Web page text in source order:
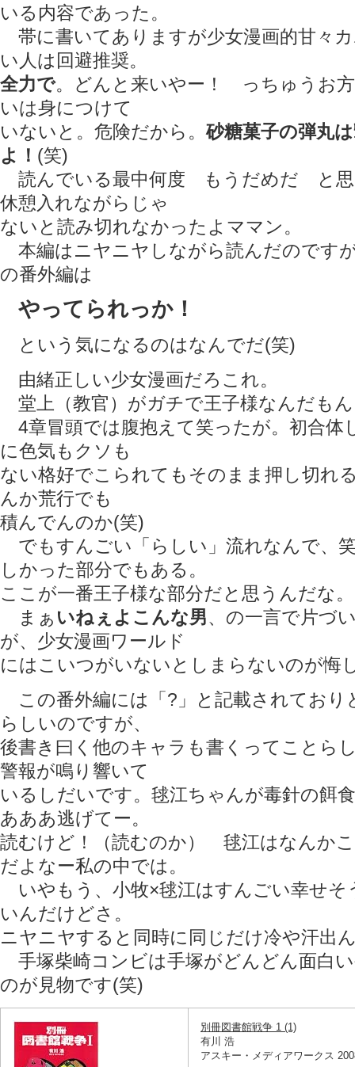
いる内容であった。
帯に書いてありますが少女漫画的甘々
い人は回避推奨。
全力で。どんと来いやー！ っちゅうお
いは身につけて
いないと。危険だから。砂糖菓子の弾丸
よ！ (笑)
読んでいる最中何度 もうだめだ と思
休憩入れながらじゃ
ないと読み切れなかったよママン。
本編はニヤニヤしながら読んだのです
の番外編は
やってられっか！
という気になるのはなんでだ(笑)
由緒正しい少女漫画だろこれ。
堂上（教官）がガチで王子様なんだも
4章冒頭では腹抱えて笑ったが。初合体
に色気もクソも
ない格好でこられてもそのまま押し切れ
んか荒行でも
積んでんのか(笑)
でもすんごい「らしい」流れなんで、
しかった部分でもある。
ここが一番王子様な部分だと思うんだな。
まぁ いねぇよこんな男、の一言で片づ
が、少女漫画ワールド
にはこいつがいないとしまらないのが悔
この番外編には「?」と記載されており
らしいのですが、
後書き曰く他のキャラも書くってことら
警報が鳴り響いて
いるしだいです。毬江ちゃんが毒針の
あああ逃げてー。
読むけど！（読むのか） 毬江はなんか
だよなー私の中では。
いやもう、小牧×毬江はすんごい幸せそ
いんだけどさ。
ニヤニヤすると同時に同じだけ冷や汗出
手塚柴崎コンビは手塚がどんどん面白
のが見物です(笑)
別冊図書館戦争 1 (1)
有川 浩
アスキー・メディアワークス